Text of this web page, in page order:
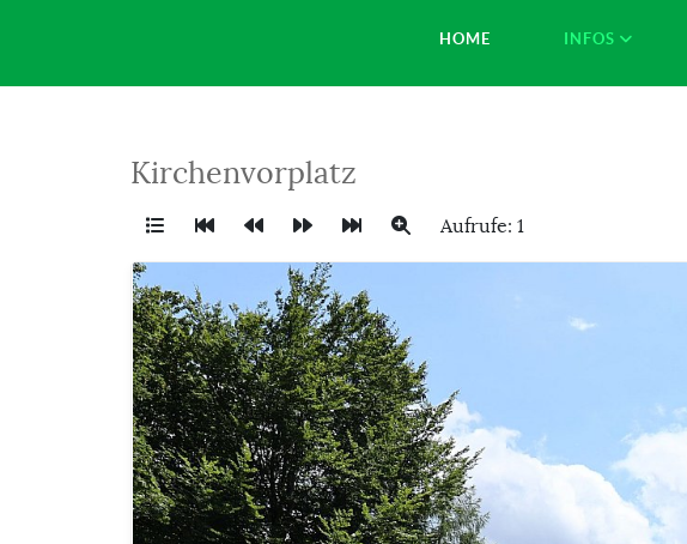
HOME INFOS
Kirchenvorplatz
Aufrufe: 1